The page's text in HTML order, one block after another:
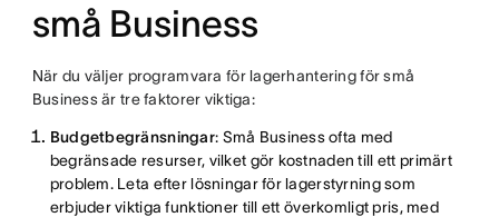
små Business
När du väljer programvara för lagerhantering för små
Business är tre faktorer viktiga:
Budgetbegränsningar: Små Business ofta med
begränsade resurser, vilket gör kostnaden till ett primärt
problem. Leta efter lösningar för lagerstyrning som
erbjuder viktiga funktioner till ett överkomligt pris, med